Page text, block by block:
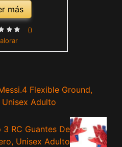
más
()
Flexible Ground,
Adulto
RC Guantes De
Unisex Adulto